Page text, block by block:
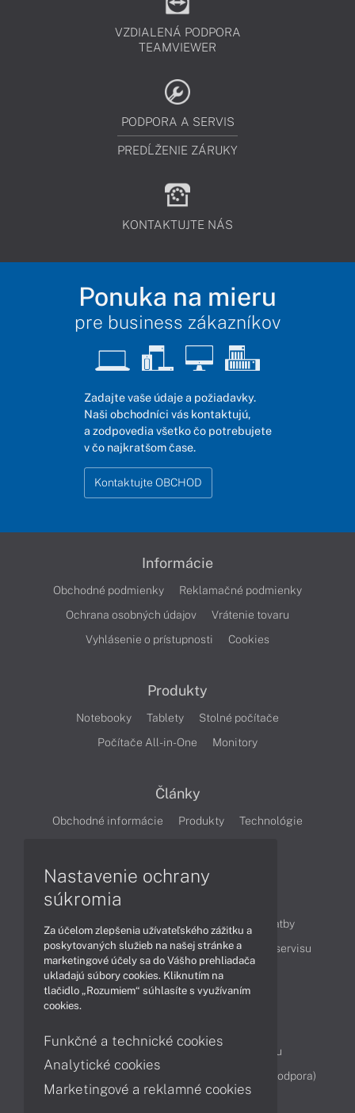
VZDIALENÁ PODPORA
TEAMVIEWER
PODPORA A SERVIS
PREDĹŽENIE ZÁRUKY
KONTAKTUJTE NÁS
Ponuka na mieru
pre business zákazníkov
Zadajte vaše údaje a požiadavky.
Naši obchodníci vás kontaktujú,
a zodpovedia všetko čo potrebujete
v čo najkratšom čase.
Kontaktujte OBCHOD
Informácie
Obchodné podmienky
Reklamačné podmienky
Ochrana osobných údajov
Vrátenie tovaru
Vyhlásenie o prístupnosti
Cookies
Produkty
Notebooky Tablety
Stolné počítače
Počítače All-in-One
Monitory
Články
Obchodné informácie Produkty
Technológie
Ako nakupovať
Možnosti doručenia a platby
Podpora a servis
Servisné služby Cenník servisu
Kontakty
Reklamácia tovaru
Diagnostiky online
TeamViewer (vzdialená podpora)
Nastavenie ochrany
súkromia
Za účelom zlepšenia užívateľského zážitku a
poskytovaných služieb na našej stránke a
marketingové účely sa do Vášho prehliadača
ukladajú súbory cookies. Kliknutím na
tlačidlo „Rozumiem“ súhlasíte s využívaním
cookies.
Funkčné a technické cookies
Analytické cookies
Marketingové a reklamné cookies